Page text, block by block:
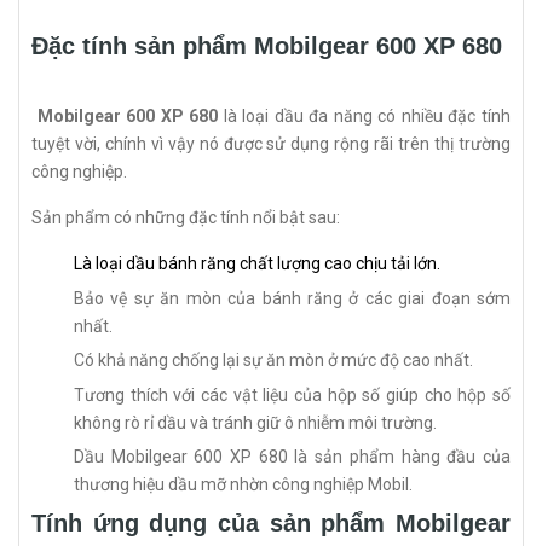
Đặc tính sản phẩm Mobilgear 600 XP 680
Mobilgear 600 XP 680 là loại dầu đa năng có nhiều đặc tính
tuyệt vời, chính vì vậy nó được sử dụng rộng rãi trên thị trường
công nghiệp.
Sản phẩm có những đặc tính nổi bật sau:
Là loại dầu bánh răng chất lượng cao chịu tải lớn.
Bảo vệ sự ăn mòn của bánh răng ở các giai đoạn sớm
nhất.
Có khả năng chống lại sự ăn mòn ở mức độ cao nhất.
Tương thích với các vật liệu của hộp số giúp cho hộp số
không rò rỉ dầu và tránh giữ ô nhiễm môi trường.
Dầu Mobilgear 600 XP 680 là sản phẩm hàng đầu của
thương hiệu dầu mỡ nhờn công nghiệp Mobil.
Tính ứng dụng của sản phẩm Mobilgear